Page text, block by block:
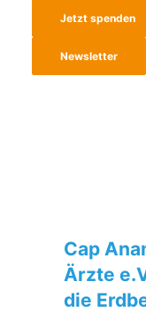
Jetzt spenden
Newsletter
Cap
Ärzte
die